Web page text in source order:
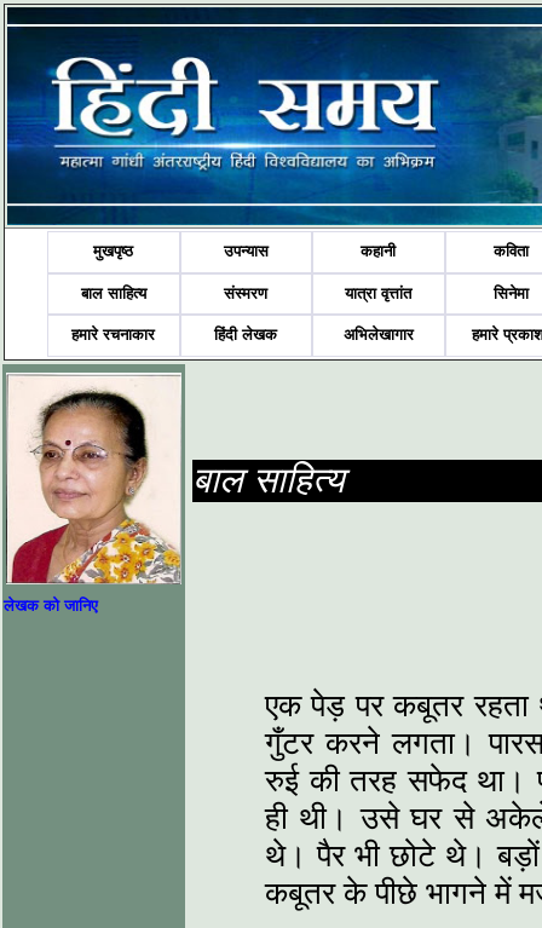
मुखपृष्ठ उपन्यास कहानी कविता
बाल साहित्य संस्मरण यात्रा वृत्तांत सिनेमा
हमारे रचनाकार हिंदी लेखक अभिलेखागार हमारे
लेखक को जानिए
बाल साहित्य
एक पेड़ पर कबूतर
गुँटर करने लगता।
रुई की तरह सफेद था।
ही थी। उसे घर से
थे। पैर भी छोटे थे।
कबूतर के पीछे भागने में